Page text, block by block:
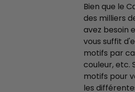
Bien que le
des milliers
avez besoin
vous suffit
motifs par
couleur, etc.
motifs pour
les